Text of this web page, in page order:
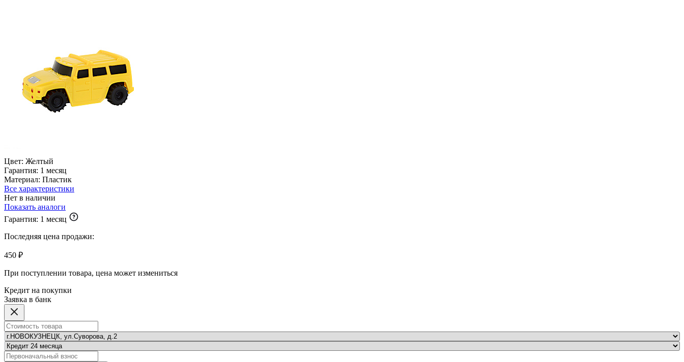
Цвет: Желтый
Гарантия: 1 месяц
Материал: Пластик
Все характеристики
Нет в наличии
Показать аналоги
Гарантия: 1 месяц
Последняя цена продажи:
450 ₽
При поступлении товара, цена может измениться
Кредит на покупки
Заявка в банк